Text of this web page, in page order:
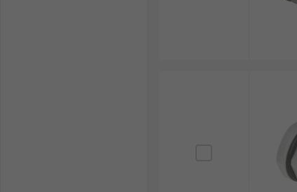
設置方法：ねじ込み式やスナップイン式など
再生可能エネルギー設備：防水ケーブルグラ
産業用制御盤：多線用ケーブルグランドは
輸送システム：鉄道の信号機や自動改札機に
通信インフラ：データセンターやAIサーバー